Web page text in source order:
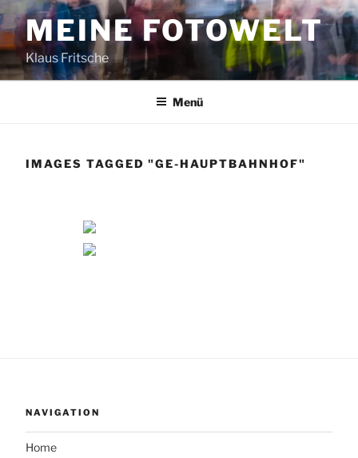
Zum
Inhalt
springenMEINE FOTOWELT
Klaus Fritsche
Menü
IMAGES TAGGED "GE-HAUPTBAHNHOF"
NAVIGATION
Home